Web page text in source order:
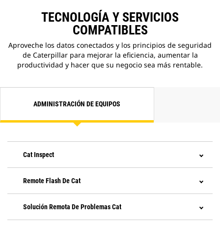
TECNOLOGÍA Y SERVICIOS
COMPATIBLES
Aproveche los datos conectados y los principios de seguridad
de Caterpillar para mejorar la eficiencia, aumentar la
productividad y hacer que su negocio sea más rentable.
ADMINISTRACIÓN DE EQUIPOS
Cat Inspect
Remote Flash De Cat
Solución Remota De Problemas Cat